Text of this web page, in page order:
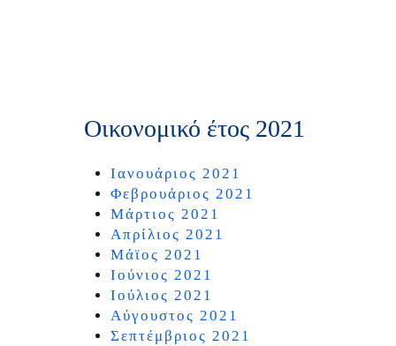
Οικονομικό έτος 2021
Ιανουάριος 2021
Φεβρουάριος 2021
Μάρτιος 2021
Απρίλιος 2021
Μάϊος 2021
Ιούνιος 2021
Ιούλιος 2021
Αύγουστος 2021
Σεπτέμβριος 2021